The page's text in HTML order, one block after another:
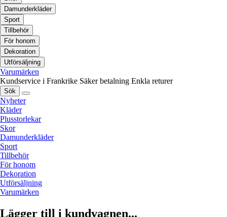
Damunderkläder
Sport
Tillbehör
För honom
Dekoration
Utförsäljning
Varumärken
Kundservice i Frankrike Säker betalning Enkla returer
Sök
Nyheter
Kläder
Plusstorlekar
Skor
Damunderkläder
Sport
Tillbehör
För honom
Dekoration
Utförsäljning
Varumärken
Lägger till i kundvagnen...